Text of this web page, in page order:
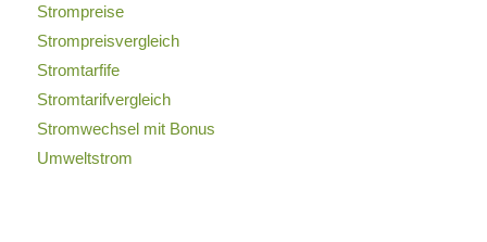
Strompreise
Strompreisvergleich
Stromtarfife
Stromtarifvergleich
Stromwechsel mit Bonus
Umweltstrom